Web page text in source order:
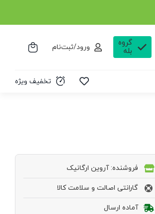
گروه
بله
ورود/ثبت‌نام
تخفیف ویژه
فروشنده: آروین ارگانیک
گارانتی اصالت و سلامت کالا
آماده ارسال